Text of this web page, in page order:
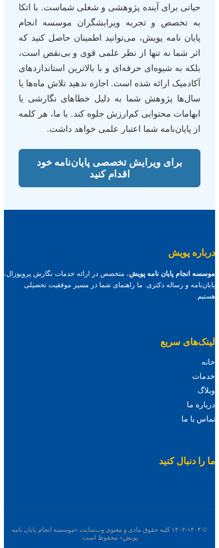
حیاتی برای آینده پژوهشی و شغلی شماست. با اتکا
به تخصص و تجربه ویرایشگران موسسه انجام
پایان نامه پویش، می‌توانید اطمینان حاصل کنید که
اثر شما نه تنها از نظر علمی قوی و بی‌نقص است،
بلکه به شیوه‌ای حرفه‌ای و با بالاترین استانداردهای
آکادمیک ارائه شده است. اجازه ندهید تلاش ماه‌ها یا
سال‌ها پژوهش شما به دلیل خطاهای نگارشی یا
ابهامات محتوایی کم‌ارزش جلوه کند. با ما، هر کلمه
از پایان‌نامه شما اعتبار علمی خواهد داشت.
برای ویرایش تخصصی پایان‌نامه خود
اقدام کنید
درباره پویش
موسسه انجام پایان نامه پویش، متخصص در ارائه خدمات نگارش پروپوزال،
پایان‌نامه و رساله دکتری. ما راهنمای شما در مسیر موفقیت تحصیلی
هستیم.
لینک‌های سریع
خانه
خدمات
وبلاگ
درباره ما
تماس با ما
ما را دنبال کنید
© ۱۴۰۲-۱۴۰۴ کلیه حقوق مادی و معنوی وب‌سایت «موسسه انجام پایان نامه
پویش» محفوظ است.